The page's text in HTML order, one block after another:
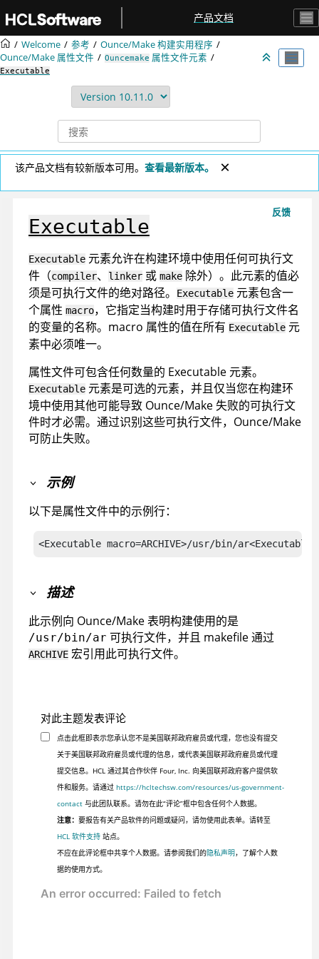
产品文档
Welcome 参考
Ounce/Make 构建实用程序
Ounce/Make 属性文件
Ouncemake 属性文件元素
Executable
该产品文档有较新版本可用。 查看最新版本。
反馈
Executable
Executable 元素允许在构建环境中使用任何可执行文
件（compiler、 linker 或 make 除外）。此元素的值必
须是可执行文件的绝对路径。
Executable 元素包含一
个属性 macro，它指定当构建时用于存储可执行文件名
的变量的名称。macro 属性的值在所有 Executable 元
素中必须唯一。
属性文件可包含任何数量的 Executable 元素。
Executable 元素是可选的元素，并且仅当您在构建环
境中使用其他可能导致 Ounce/Make 失败的可执行文
件时才必需。通过识别这些可执行文件，Ounce/Make
可防止失败。
示例
以下是属性文件中的示例行：
<Executable macro=ARCHIVE>/usr/bin/ar<Executable>
描述
此示例向 Ounce/Make 表明构建使用的是
/usr/bin/ar 可执行文件，并且 makefile 通过
ARCHIVE 宏引用此可执行文件。
对此主题发表评论
点击此框即表示您承认您不是美国联邦政府雇员或代理，您也没有提交
关于美国联邦政府雇员或代理的信息，或代表美国联邦政府雇员或代理
提交信息。HCL 通过其合作伙伴 Four, Inc. 向美国联邦政府客户提供软
件和服务。请通过 https://hcltechsw.com/resources/us-government-
contact与此团队联系。请勿在此“评论”框中包含任何个人数据。
注意： 要报告有关产品软件的问题或疑问，请勿使用此表单。请转至
HCL 软件支持站点。
不应在此评论框中共享个人数据。请参阅我们的隐私声明，了解个人数
据的使用方式。